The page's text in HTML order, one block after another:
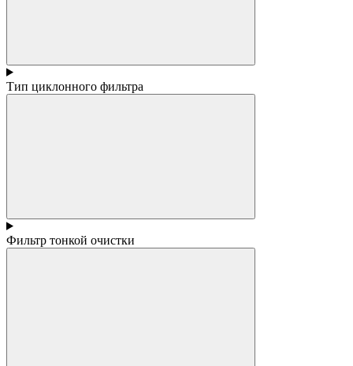
Тип циклонного фильтра
Фильтр тонкой очистки